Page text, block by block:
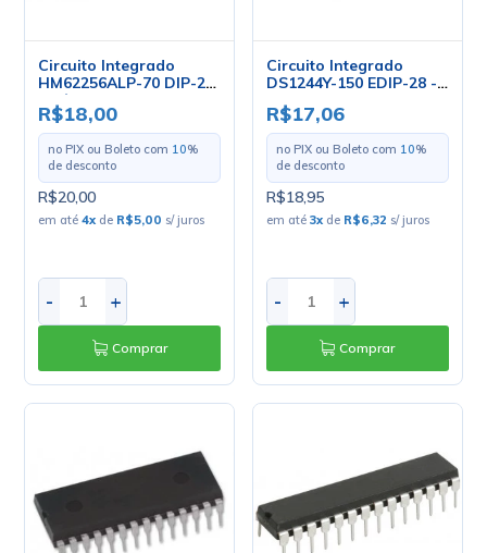
Circuito Integrado
HM62256ALP-70 DIP-28
- Cód. Loja 838 - Hitachi
R$18,00
no PIX ou Boleto com 10%
de desconto
R$20,00
em até4x de R$5,00 s/ juros
- +
Comprar
Circuito Integrado
DS1244Y-150 EDIP-28 -
R$17,06
no PIX ou Boleto com 10%
de desconto
R$18,95
em até3x de R$6,32 s/ juros
- +
Comprar